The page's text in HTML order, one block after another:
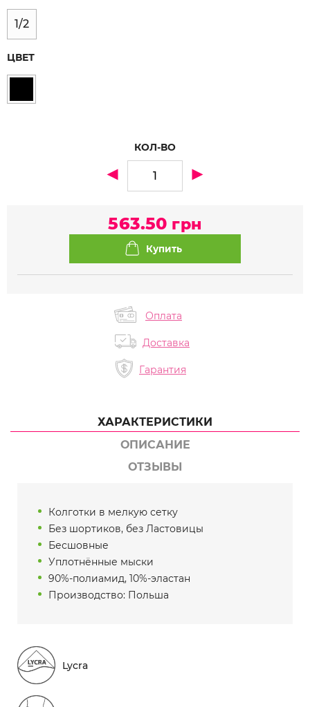
1/2
ЦВЕТ
КОЛ-ВО
563.50 грн
Оплата
Доставка
Гарантия
ХАРАКТЕРИСТИКИ
ОПИСАНИЕ
ОТЗЫВЫ
Колготки в мелкую сетку
Без шортиков, без Ластовицы
Бесшовные
Уплотнённые мыски
90%-полиамид, 10%-эластан
Производство: Польша
Lycra